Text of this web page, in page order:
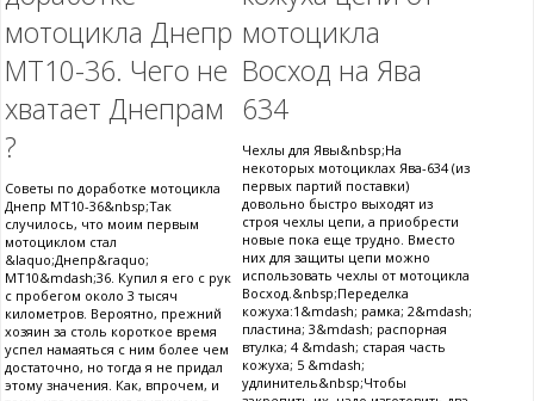
мотоцикла Днепр
МТ10-36. Чего не
хватает Днепрам
?
Советы по доработке мотоцикла
Днепр МТ10-36&nbsp;Так
случилось, что моим первым
мотоциклом стал
&laquo;Днепр&raquo;
МТ10&mdash;36. Купил я его с рук
с пробегом около 3 тысяч
километров. Вероятно, прежний
хозяин за столь короткое время
успел намаяться с ним более чем
достаточно, но тогда я не придал
этому значения. Как, впрочем, и
мотоцикла
Восход на Ява
634
Чехлы для Явы&nbsp;На
некоторых мотоциклах Ява-634 (из
первых партий поставки)
довольно быстро выходят из
строя чехлы цепи, а приобрести
новые пока еще трудно. Вместо
них для защиты цепи можно
использовать чехлы от мотоцикла
Восход.&nbsp;Переделка
кожуха:1&mdash; рамка; 2&mdash;
пластина; 3&mdash; распорная
втулка; 4 &mdash; старая часть
кожуха; 5 &mdash;
удлинитель&nbsp;Чтобы